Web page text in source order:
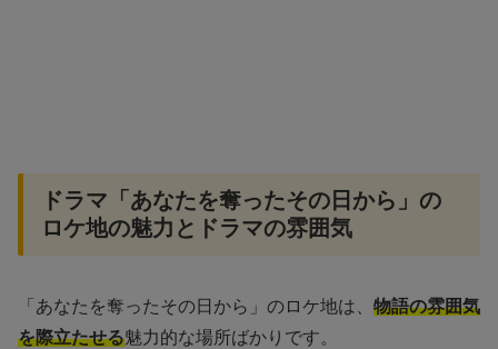
ドラマ「あなたを奪ったその日から」の
ロケ地の魅力とドラマの雰囲気
「あなたを奪ったその日から」のロケ地は、 物語の雰囲気
を際立たせる魅力的な場所ばかりです。